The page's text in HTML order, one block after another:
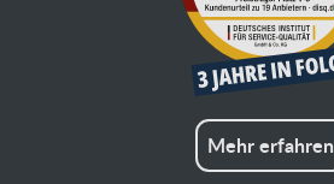
Mehr erfahren